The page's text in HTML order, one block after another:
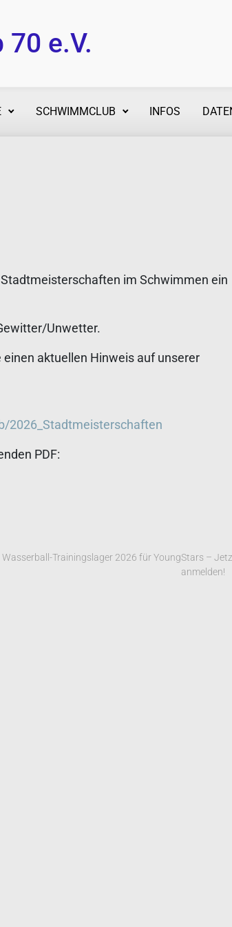
e.V.
SCHWIMMCLUB INFOS
im Schwimmen ein
Unwetter.
aktuellen Hinweis auf unserer
2026_Stadtmeisterschaften
PDF:
Wasserball-Trainingslager 2026 für YoungStars –
anmelden!